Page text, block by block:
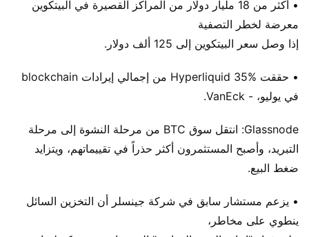
• أكثر من 18 مليار دولار من المراكز القصيرة في البيتكوين
معرضة لخطر التصفية
إذا وصل سعر البيتكوين إلى 125 ألف دولار.
• حققت Hyperliquid 35% من إجمالي إيرادات blockchain
في يوليو، - VanEck.
Glassnode: انتقل سوق BTC من مرحلة النشوة إلى مرحلة
التبريد، وأصبح المستثمرون أكثر حذراً في تقييماتهم، ويتزايد
ضغط البيع.
• يزعم مستشار سابق في شركة جينسلر أن التخزين السائل
ينطوي على مخاطر،